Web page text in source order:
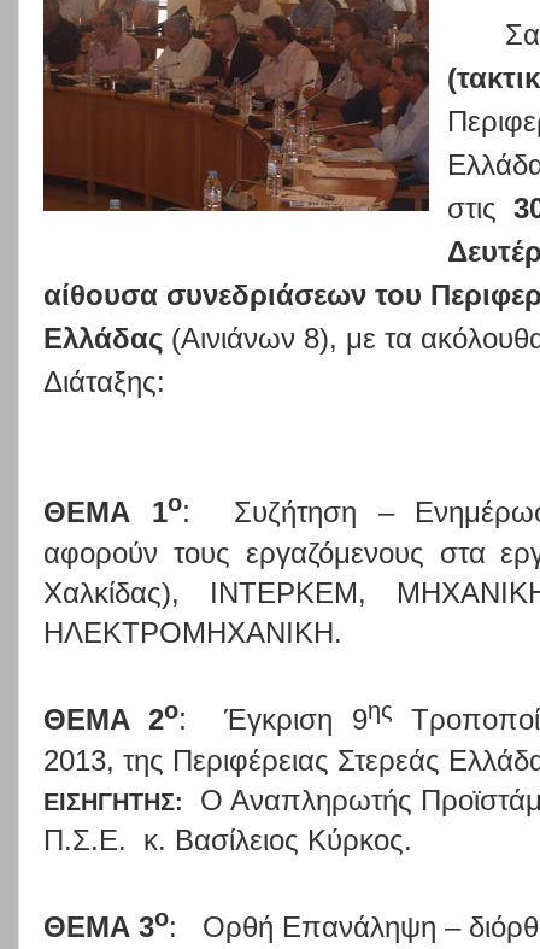
στις
αίθουσα συνεδριάσεων του
Ελλάδας (Αινιάνων 8), με τα
Διάταξης:
ΘΕΜΑ 1ο:
Συζήτηση –
αφορούν τους εργαζόμενους στα
Χαλκίδας), ΙΝΤΕΡΚΕΜ,
ΗΛΕΚΤΡΟΜΗΧΑΝΙΚΗ.
ΘΕΜΑ 2ο: Έγκριση 9ης
2013, της Περιφέρειας Στερεάς
ΕΙΣΗΓΗΤΗΣ:
Ο Αναπληρωτής
Π.Σ.Ε.
κ. Βασίλειος Κύρκος.
ΘΕΜΑ 3ο:
Ορθή Επανάληψη –